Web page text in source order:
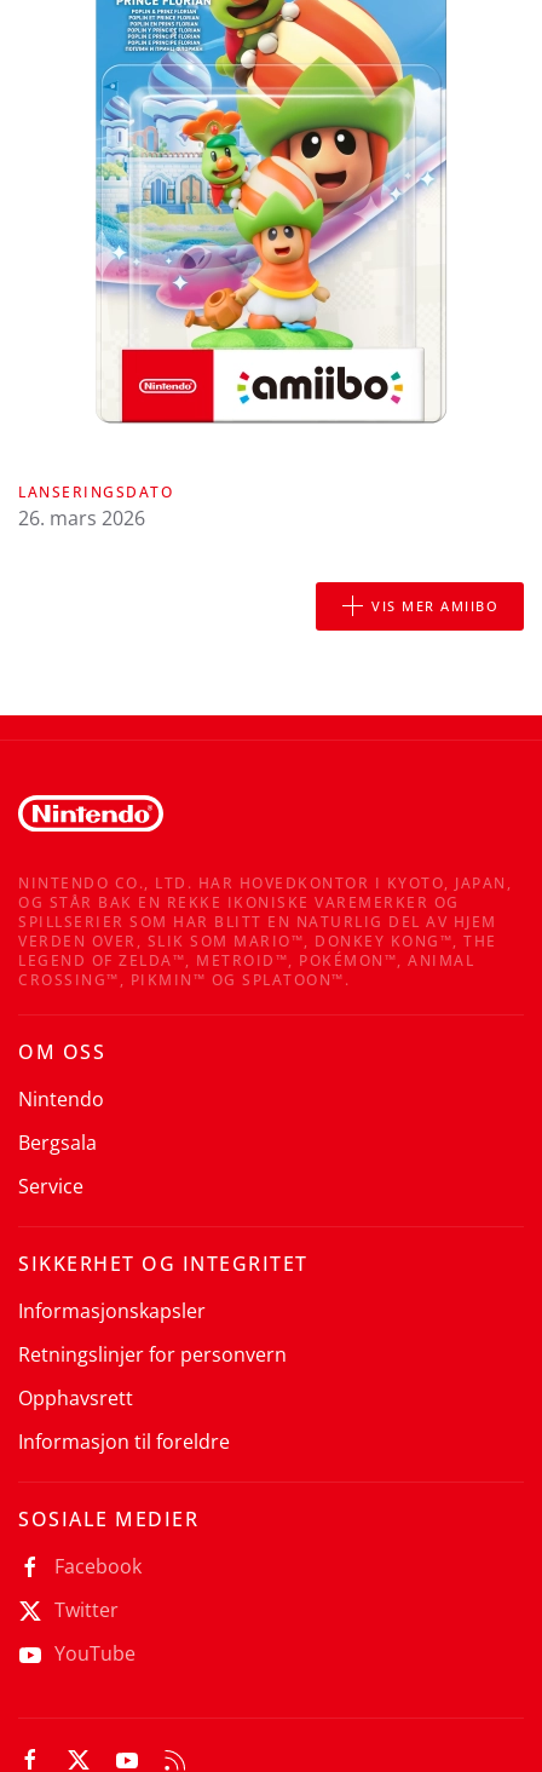
LANSERINGSDATO
26. mars 2026
VIS MER AMIIBO
NINTENDO CO., LTD. HAR HOVEDKONTOR I KYOTO, JAPAN,
OG STÅR BAK EN REKKE IKONISKE VAREMERKER OG
SPILLSERIER SOM HAR BLITT EN NATURLIG DEL AV HJEM
VERDEN OVER, SLIK SOM MARIO™, DONKEY KONG™, THE
LEGEND OF ZELDA™, METROID™, POKÉMON™, ANIMAL
CROSSING™, PIKMIN™ OG SPLATOON™.
OM OSS
Nintendo
Bergsala
Service
SIKKERHET OG INTEGRITET
Informasjonskapsler
Retningslinjer for personvern
Opphavsrett
Informasjon til foreldre
SOSIALE MEDIER
Facebook
Twitter
YouTube